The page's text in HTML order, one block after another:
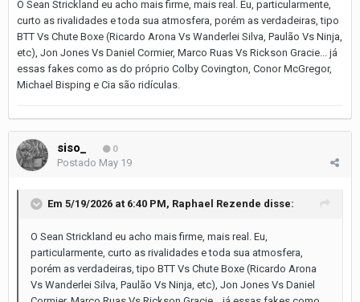
O Sean Strickland eu acho mais firme, mais real. Eu, particularmente,
curto as rivalidades e toda sua atmosfera, porém as verdadeiras, tipo
BTT Vs Chute Boxe (Ricardo Arona Vs Wanderlei Silva, Paulão Vs Ninja,
etc), Jon Jones Vs Daniel Cormier, Marco Ruas Vs Rickson Gracie... já
essas fakes como as do próprio Colby Covington, Conor McGregor,
Michael Bisping e Cia são ridículas.
siso_ 0
Postado May 19
Em 5/19/2026 at 6:40 PM, Raphael Rezende disse:
O Sean Strickland eu acho mais firme, mais real. Eu,
particularmente, curto as rivalidades e toda sua atmosfera,
porém as verdadeiras, tipo BTT Vs Chute Boxe (Ricardo Arona
Vs Wanderlei Silva, Paulão Vs Ninja, etc), Jon Jones Vs Daniel